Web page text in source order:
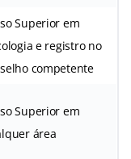
Superior em
e registro no
competente
Superior em
área